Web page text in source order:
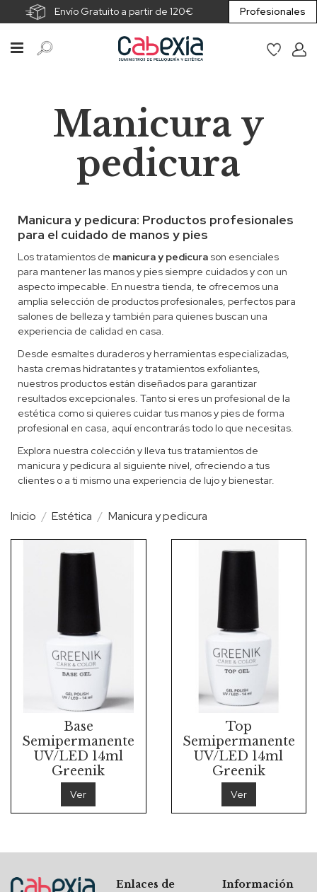
Envío Gratuito a partir de 120€ Profesionales
Manicura y
pedicura
Manicura y pedicura: Productos profesionales
para el cuidado de manos y pies
Los tratamientos de manicura y pedicura son esenciales
para mantener las manos y pies siempre cuidados y con un
aspecto impecable. En nuestra tienda, te ofrecemos una
amplia selección de productos profesionales, perfectos para
salones de belleza y también para quienes buscan una
experiencia de calidad en casa.
Desde esmaltes duraderos y herramientas especializadas,
hasta cremas hidratantes y tratamientos exfoliantes,
nuestros productos están diseñados para garantizar
resultados excepcionales. Tanto si eres un profesional de la
estética como si quieres cuidar tus manos y pies de forma
profesional en casa, aquí encontrarás todo lo que necesitas.
Explora nuestra colección y lleva tus tratamientos de
manicura y pedicura al siguiente nivel, ofreciendo a tus
clientes o a ti mismo una experiencia de lujo y bienestar.
Inicio Estética Manicura y pedicura
Base
Semipermanente
UV/LED 14ml
Greenik
Ver
Top
Semipermanente
UV/LED 14ml
Greenik
Ver
Enlaces de
Información